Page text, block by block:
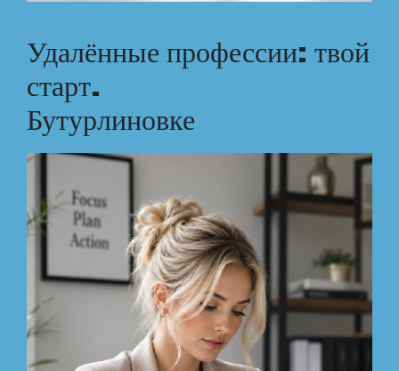
Удалённые профессии: твой
старт.
Бутурлиновке